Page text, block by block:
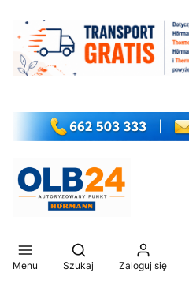
Menu
Otwórz wyszukiwarkę
Szukaj Zaloguj się